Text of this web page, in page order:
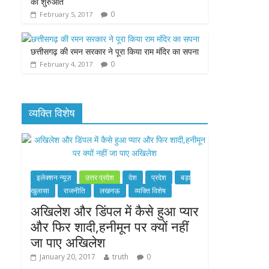
February 5, 2017 0
छत्तीसगढ़ की रमन सरकार ने पूरा किया राम मंदिर का सपना
February 4, 2017 0
व्यक्ति विशेष
इलेक्शन न्यूज़ उत्तर प्रदेश देश प्रदेश
बड़ा
खुलासा
राजनीति लखनऊ व्यक्ति विशेष
अखिलेश और डिंपल में कैसे हुआ प्यार
और फिर शादी,हनीमून पर क्यों नहीं
जा पाए अखिलेश
January 20, 2017 truth 0